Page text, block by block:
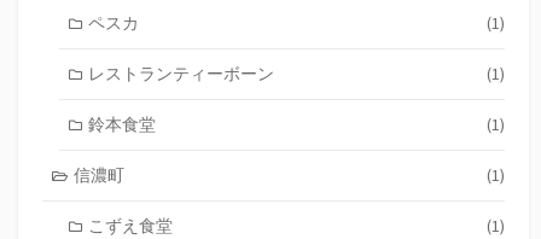
ペスカ (1)
レストランティーボーン (1)
鈴本食堂 (1)
信濃町 (1)
こずえ食堂 (1)